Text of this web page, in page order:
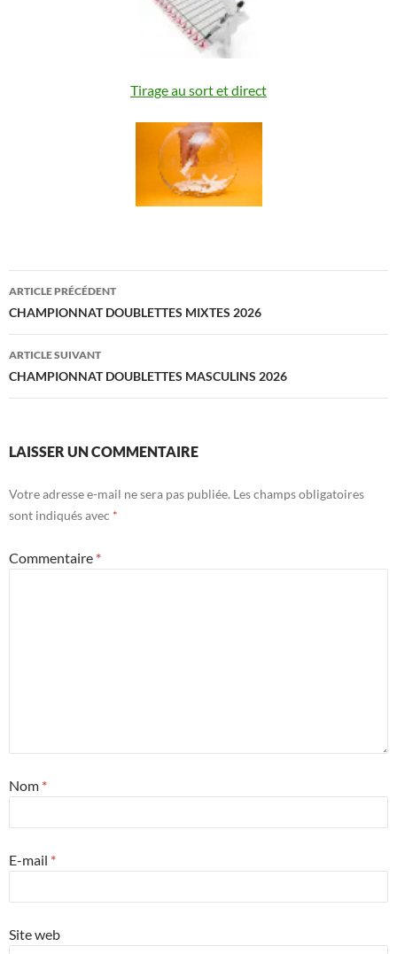
Tirage au sort et direct
Navigation
des
articles
ARTICLE PRÉCÉDENT
CHAMPIONNAT DOUBLETTES MIXTES 2026
ARTICLE SUIVANT
CHAMPIONNAT DOUBLETTES MASCULINS 2026
LAISSER UN COMMENTAIRE
Votre adresse e-mail ne sera pas publiée. Les champs obligatoires
sont indiqués avec *
Commentaire *
Nom *
E-mail *
Site web